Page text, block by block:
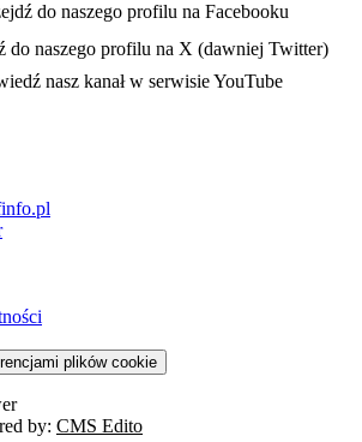
- otwiera się w nowej karcie
do naszego profilu na Facebooku
nowej karcie
do naszego profilu na X (dawniej Twitter)
otwiera się w nowej karcie
nasz kanał w serwisie YouTube
plików cookie
by: CMS Edito